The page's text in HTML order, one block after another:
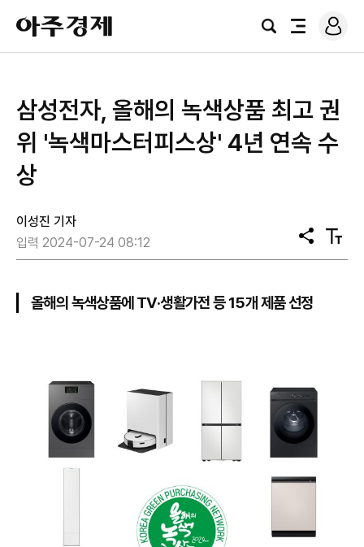
아
주
경
검
전
로
그
삼성전자, 올해의 녹색상품 최고 권
위 '녹색마스터피스상' 4년 연속 수
상
이성진 기자
입력 2024-07-24 08:12
공
유
텍
스
올해의 녹색상품에 TV·생활가전 등 15개 제품 선정